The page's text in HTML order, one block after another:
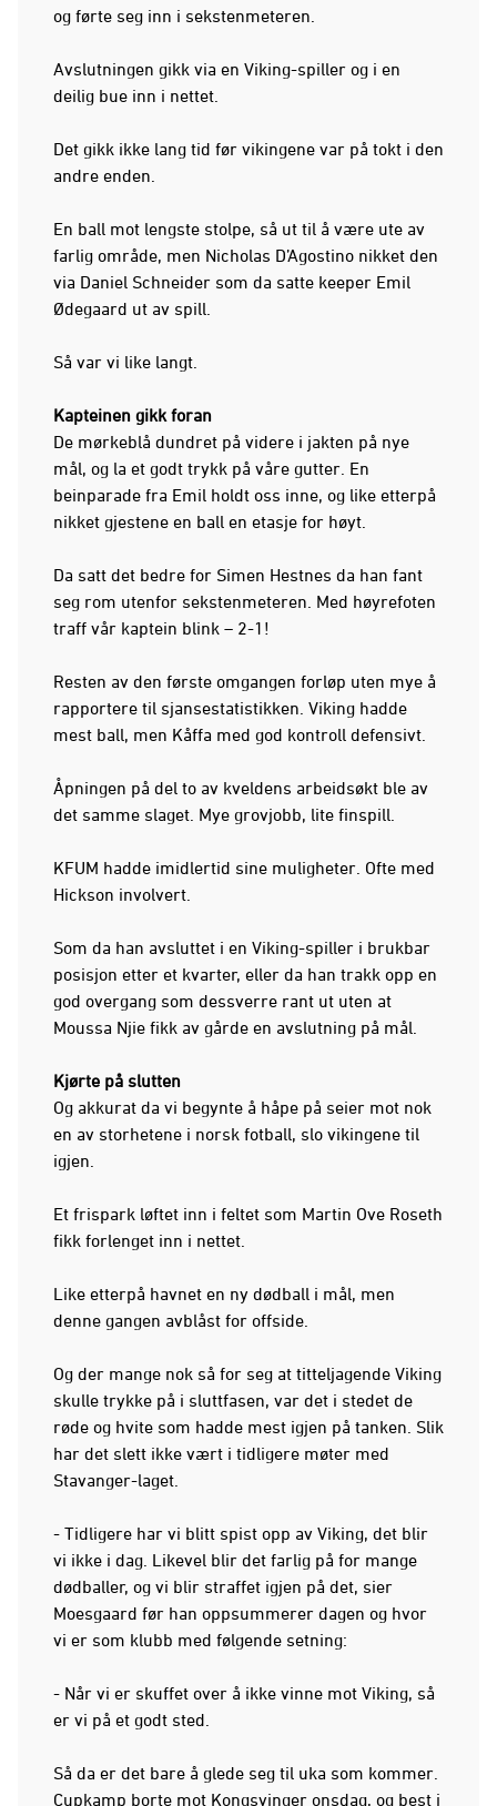
og førte seg inn i sekstenmeteren.
Avslutningen gikk via en Viking-spiller og i en
deilig bue inn i nettet.
Det gikk ikke lang tid før vikingene var på tokt i den
andre enden.
En ball mot lengste stolpe, så ut til å være ute av
farlig område, men Nicholas D’Agostino nikket den
via Daniel Schneider som da satte keeper Emil
Ødegaard ut av spill.
Så var vi like langt.
Kapteinen gikk foran
De mørkeblå dundret på videre i jakten på nye
mål, og la et godt trykk på våre gutter. En
beinparade fra Emil holdt oss inne, og like etterpå
nikket gjestene en ball en etasje for høyt.
Da satt det bedre for Simen Hestnes da han fant
seg rom utenfor sekstenmeteren. Med høyrefoten
traff vår kaptein blink – 2-1!
Resten av den første omgangen forløp uten mye å
rapportere til sjansestatistikken. Viking hadde
mest ball, men Kåffa med god kontroll defensivt.
Åpningen på del to av kveldens arbeidsøkt ble av
det samme slaget. Mye grovjobb, lite finspill.
KFUM hadde imidlertid sine muligheter. Ofte med
Hickson involvert.
Som da han avsluttet i en Viking-spiller i brukbar
posisjon etter et kvarter, eller da han trakk opp en
god overgang som dessverre rant ut uten at
Moussa Njie fikk av gårde en avslutning på mål.
Kjørte på slutten
Og akkurat da vi begynte å håpe på seier mot nok
en av storhetene i norsk fotball, slo vikingene til
igjen.
Et frispark løftet inn i feltet som Martin Ove Roseth
fikk forlenget inn i nettet.
Like etterpå havnet en ny dødball i mål, men
denne gangen avblåst for offside.
Og der mange nok så for seg at titteljagende Viking
skulle trykke på i sluttfasen, var det i stedet de
røde og hvite som hadde mest igjen på tanken. Slik
har det slett ikke vært i tidligere møter med
Stavanger-laget.
- Tidligere har vi blitt spist opp av Viking, det blir
vi ikke i dag. Likevel blir det farlig på for mange
dødballer, og vi blir straffet igjen på det, sier
Moesgaard før han oppsummerer dagen og hvor
vi er som klubb med følgende setning:
- Når vi er skuffet over å ikke vinne mot Viking, så
er vi på et godt sted.
Så da er det bare å glede seg til uka som kommer.
Cupkamp borte mot Kongsvinger onsdag, og best i